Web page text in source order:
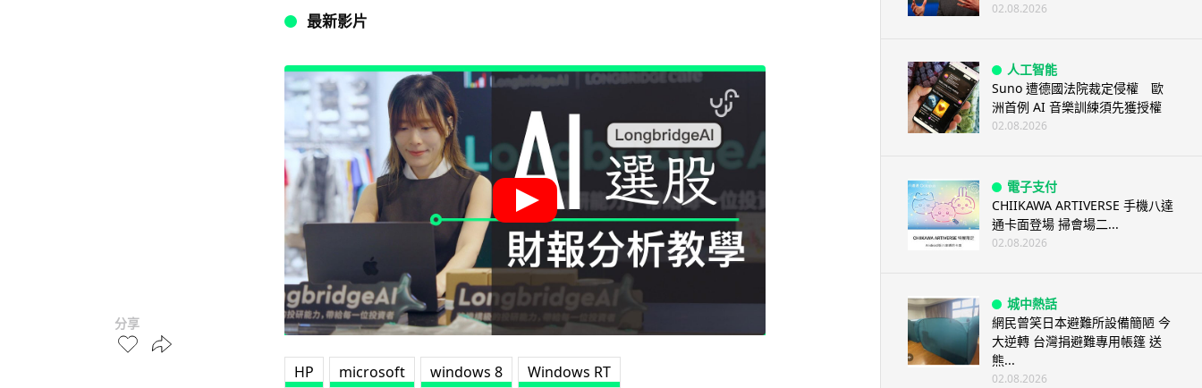
分享
最新影片
HP microsoft windows 8 Windows RT
02.08.2026
人工智能
Suno 遭德國法院裁定侵權 歐
洲首例 AI 音樂訓練須先獲授權
02.08.2026
電子支付
CHIIKAWA ARTIVERSE 手機八達
通卡面登場 掃會場二...
02.08.2026
城中熱話
網民曾笑日本避難所設備簡陋 今
大逆轉 台灣捐避難專用帳篷 送
熊...
02.08.2026